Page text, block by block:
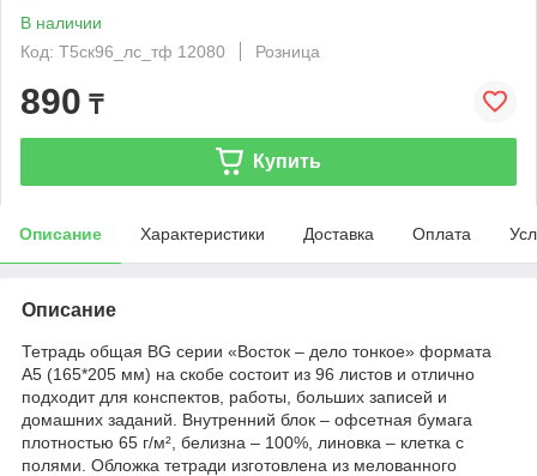
В наличии
Код: Т5ск96_лс_тф 12080
Розница
890 ₸
Купить
Описание Характеристики Доставка Оплата
Описание
Тетрадь общая BG серии «Восток – дело тонкое» формата
А5 (165*205 мм) на скобе состоит из 96 листов и отлично
подходит для конспектов, работы, больших записей и
домашних заданий. Внутренний блок – офсетная бумага
плотностью 65 г/м², белизна – 100%, линовка – клетка с
полями. Обложка тетради изготовлена из мелованного